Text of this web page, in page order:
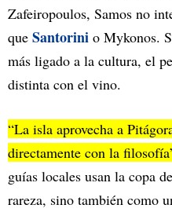
Zafeiropoulos, Samos no
que Santorini o Mykonos.
más ligado a la cultura, el
distinta con el vino.
“La isla aprovecha a
directamente con la
guías locales usan la copa
rareza, sino también como